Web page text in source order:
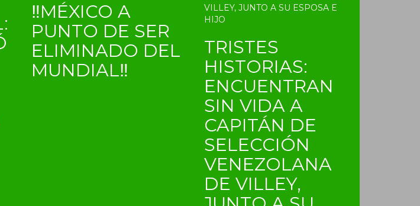
‼MÉXICO A
PUNTO DE SER
ELIMINADO DEL
MUNDIAL‼
TRISTES
HISTORIAS:
ENCUENTRAN
SIN VIDA A
CAPITÁN DE
SELECCIÓN
VENEZOLANA
DE VILLEY,